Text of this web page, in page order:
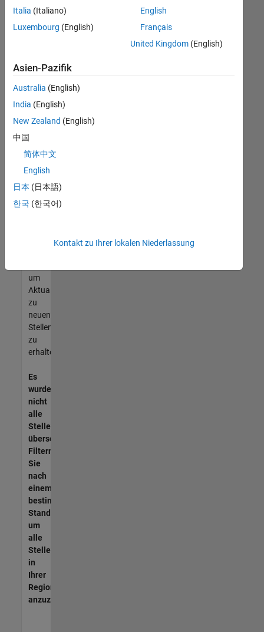
alle
Stellenangebote
anzeigen .
noch
keine
offenen
Stellen
können,
die
Ihren
entsprechen,
werden
unseres
um
Aktualisierungen
zu
neuen
Stellenangeboten
zu
erhalten.
Es
wurden
nicht
alle
Stellen
übersetzt.
Filtern
Sie
nach
einem
bestimmten
Standort,
um
alle
Stellenangebote
in
Ihrer
Region
anzuzeigen.
Italia (Italiano)
Luxembourg (English)
English
Français
United Kingdom(English)
Asien-Pazifik
Australia (English)
India (English)
New Zealand (English)
中国
简体中文
English
日本 (日本語)
한국 (한국어)
Kontakt zu Ihrer lokalen Niederlassung